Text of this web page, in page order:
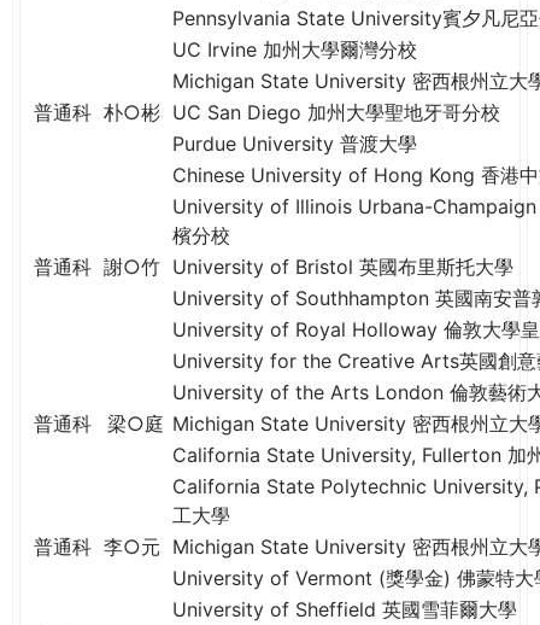
PATH
Pennsylvania State University賓夕凡尼
UC Irvine 加州大學爾灣分校
Michigan State University 密西根州立大
普通科 朴○彬 UC San Diego 加州大學聖地牙哥分校
Purdue University 普渡大學
Chinese University of Hong Kong 香港
University of Illinois Urbana-Champaign
檳分校
普通科 謝○竹 University of Bristol 英國布里斯托大學
University of Southhampton 英國南安普
University of Royal Holloway 倫敦大學
University for the Creative Arts英國創意
University of the Arts London 倫敦藝術
普通科
梁○庭 Michigan State University 密西根州立大
California State University, Fullerton 加
California State Polytechnic University,
工大學
普通科 李○元 Michigan State University 密西根州立大
University of Vermont (獎學金) 佛蒙特大
University of Sheffield 英國雪菲爾大學